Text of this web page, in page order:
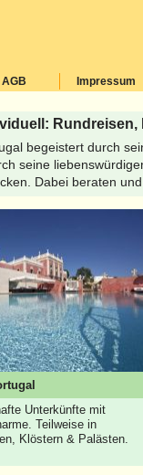
AGB Impressum
Rundreisen,
begeistert durch
seine
Dabei beraten
Unterkünfte mit
Teilweise in
Klöstern & Palästen.